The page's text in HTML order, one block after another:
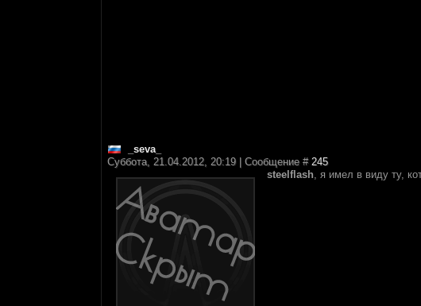
_seva_
Суббота, 21.04.2012, 20:19 | Сообщение # 245
steelflash, я имел в виду ту,